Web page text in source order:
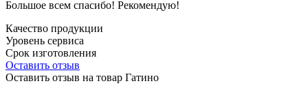
Большое всем спасибо! Рекомендую!
Качество продукции
Уровень сервиса
Срок изготовления
Оставить отзыв
Оставить отзыв на товар Гатино